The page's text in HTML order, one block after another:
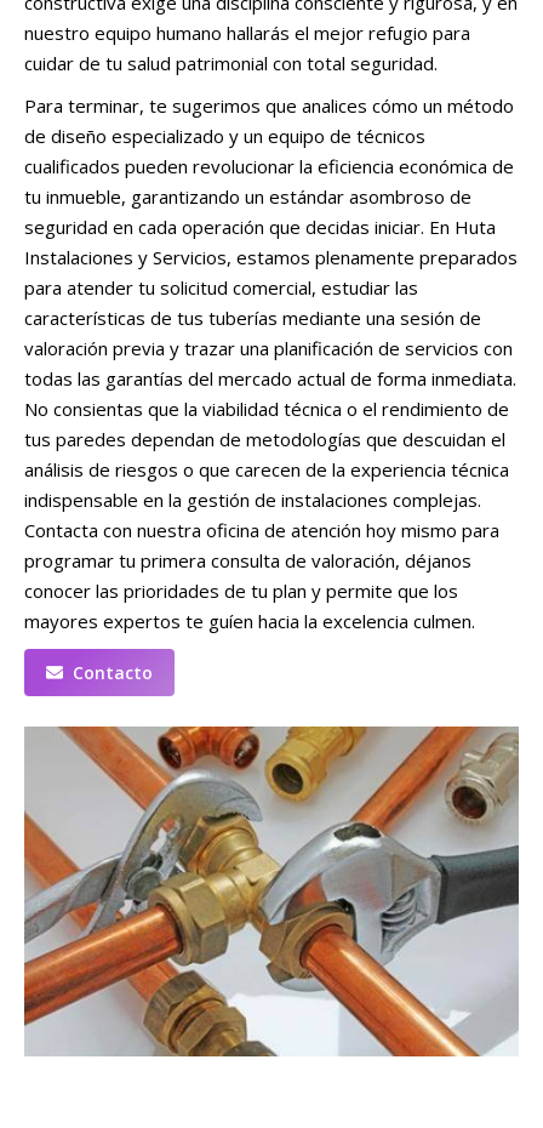
nuestro equipo humano hallarás el mejor refugio para
cuidar de tu salud patrimonial con total seguridad.
Para terminar, te sugerimos que analices cómo un método
de diseño especializado y un equipo de técnicos
cualificados pueden revolucionar la eficiencia económica de
tu inmueble, garantizando un estándar asombroso de
seguridad en cada operación que decidas iniciar. En Huta
Instalaciones y Servicios, estamos plenamente preparados
para atender tu solicitud comercial, estudiar las
características de tus tuberías mediante una sesión de
valoración previa y trazar una planificación de servicios con
todas las garantías del mercado actual de forma inmediata.
No consientas que la viabilidad técnica o el rendimiento de
tus paredes dependan de metodologías que descuidan el
análisis de riesgos o que carecen de la experiencia técnica
indispensable en la gestión de instalaciones complejas.
Contacta con nuestra oficina de atención hoy mismo para
programar tu primera consulta de valoración, déjanos
conocer las prioridades de tu plan y permite que los
mayores expertos te guíen hacia la excelencia culmen.
Contacto